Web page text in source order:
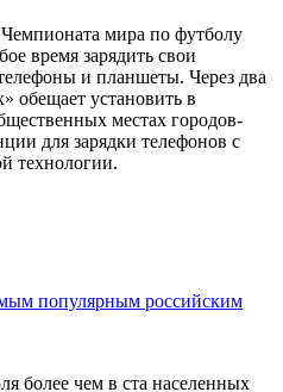
мира по футболу
время зарядить свои
и планшеты. Через два
обещает установить в
местах городов-
для зарядки телефонов с
технологии.
популярным российским
более чем в ста населенных